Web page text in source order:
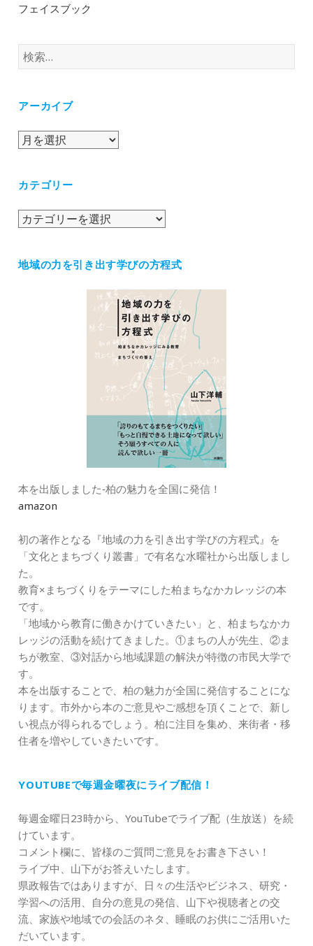
フェイスブック
検
索:
アーカイブ
ア
イ
カテゴリー
カ
リ
地域の力を引き出す学びの方程式
本を出版しました‐柏の魅力を全国に発信！
amazon
初の著作となる『地域の力を引き出す学びの方程式』を
「文化とまちづくり叢書」で有名な水曜社から出版しまし
た。
教育×まちづくりをテーマにした柏まちなかカレッジの本
です。
「地域から教育に働きかけていきたい」と、柏まちなかカ
レッジの活動を続けてきました。①まちの人が先生、②ま
ちが教室、③対話から地域課題の解決が特徴の市民大学で
す。
本を出版することで、柏の魅力が全国に発信することにな
ります。市外から本のご意見やご感想を頂くことで、新し
い視点が得られるでしょう。柏に注目を集め、来街者・移
住者を増やしていきたいです。
YOUTUBEで毎週金曜夜にライブ配信！
毎週金曜日23時から、YouTubeでライブ配（生放送）を続
けています。
コメント欄に、皆様のご質問ご意見をお書き下さい！
ライブ中、山下がお答えいたします。
県政報告ではありますが、日々の生活やビジネス、研究・
学習への活用、自分の意見の発信、山下や視聴者との交
流、家族や地域での会話のネタ、睡眠のお供にご活用いた
だいています。